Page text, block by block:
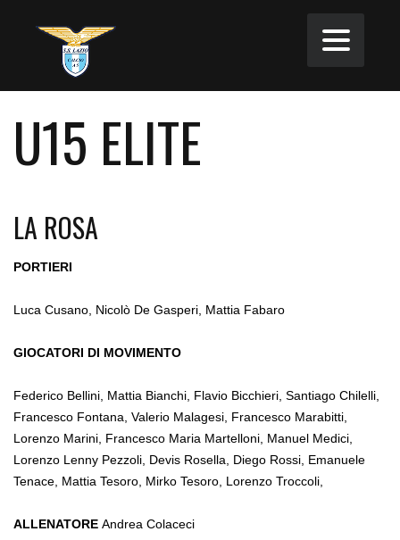
U15 ELITE
LA ROSA
PORTIERI
Luca Cusano, Nicolò De Gasperi, Mattia Fabaro
GIOCATORI DI MOVIMENTO
Federico Bellini, Mattia Bianchi, Flavio Bicchieri, Santiago Chilelli,
Francesco Fontana, Valerio Malagesi, Francesco Marabitti,
Lorenzo Marini, Francesco Maria Martelloni, Manuel Medici,
Lorenzo Lenny Pezzoli, Devis Rosella, Diego Rossi, Emanuele
Tenace, Mattia Tesoro, Mirko Tesoro, Lorenzo Troccoli,
ALLENATORE Andrea Colaceci